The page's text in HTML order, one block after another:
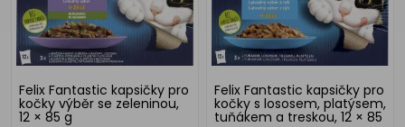
Felix Fantastic kapsičky pro
kočky výběr se zeleninou,
12 × 85 g
Felix Fantastic kapsičky pro
kočky s lososem, platýsem,
tuňákem a treskou, 12 × 85